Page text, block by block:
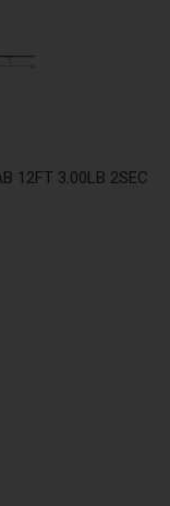
12FT 3.00LB 2SEC